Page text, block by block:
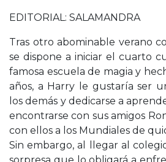
EDITORIAL: SALAMANDRA
Tras otro abominable verano
se dispone a iniciar el cuarto
famosa escuela de magia y
años, a Harry le gustaría ser
los demás y dedicarse a
encontrarse con sus amigos
con ellos a los Mundiales de
Sin embargo, al llegar al